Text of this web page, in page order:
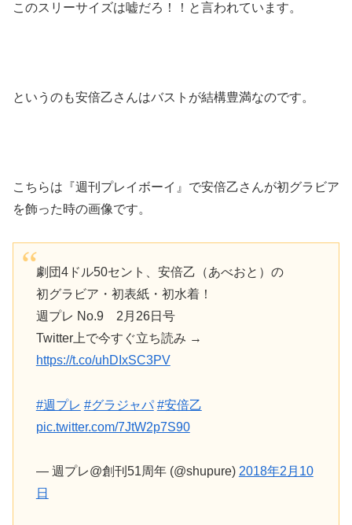
このスリーサイズは嘘だろ！！と言われています。
というのも安倍乙さんはバストが結構豊満なのです。
こちらは『週刊プレイボーイ』で安倍乙さんが初グラビア
を飾った時の画像です。
劇団4ドル50セント、安倍乙（あべおと）の
初グラビア・初表紙・初水着！
週プレ No.9 2月26日号
Twitter上で今すぐ立ち読み →
https://t.co/uhDIxSC3PV
#週プレ #グラジャパ #安倍乙
pic.twitter.com/7JtW2p7S90
— 週プレ@創刊51周年 (@shupure) 2018年2月10
日